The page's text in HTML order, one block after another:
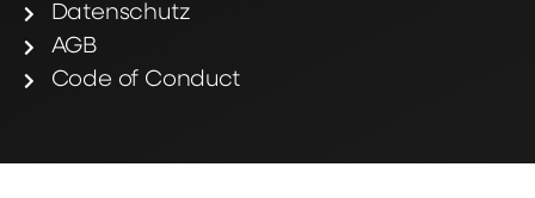
Datenschutz
AGB
Code of Conduct